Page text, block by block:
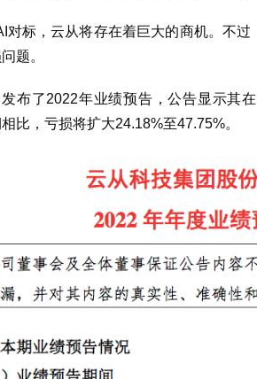
对标，云从将存在着巨大的商机。不
题。
布了2022年业绩预告，公告显示其
比，亏损将扩大24.18%至47.75%。